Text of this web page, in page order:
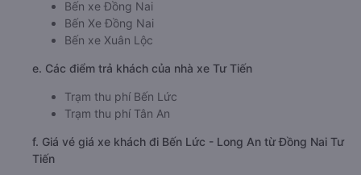
Bến xe Đồng Nai
Bến Xe Đồng Nai
Bến xe Xuân Lộc
e. Các điểm trả khách của nhà xe Tư Tiến
Trạm thu phí Bến Lức
Trạm thu phí Tân An
f. Giá vé giá xe khách đi Bến Lức - Long An từ Đồng Nai Tư
Tiến